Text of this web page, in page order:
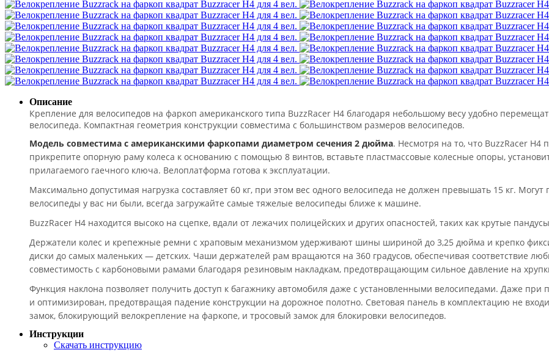
Описание
Крепление для велосипедов на фаркоп американского типа BuzzRacer H4 благодаря небольшому весу удобно
велосипеда. Компактная геометрия конструкции совместима с большинством размеров велосипедов.
Модель совместима с американскими фаркопами диаметром сечения 2 дюйма. Несмотря на то, что BuzzRacer H4
прикрепите опорную раму колеса к основанию с помощью 8 винтов, вставьте пластмассовые колесные опоры,
прилагаемого гаечного ключа. Велоплатформа готова к эксплуатации.
Максимально допустимая нагрузка составляет 60 кг, при этом вес одного велосипеда не должен превышать 15 кг.
велосипеды у вас ни были, всегда загружайте самые тяжелые велосипеды ближе к машине.
BuzzRacer H4 находится высоко на сцепке, вдали от лежачих полицейских и других опасностей, таких как крутые
Держатели колес и крепежные ремни с храповым механизмом удерживают шины шириной до 3,25 дюйма и крепко
диски до самых маленьких — детских. Чаши держателей рам вращаются на 360 градусов, обеспечивая соответствие
совместимость с карбоновыми рамами благодаря резиновым накладкам, предотвращающим сильное давление на
Функция наклона позволяет получить доступ к багажнику автомобиля даже с установленными велосипедами. Даже при
и оптимизирован, предотвращая падение конструкции на дорожное полотно. Световая панель в комплектацию не
замок, блокирующий велокрепление на фаркопе, и тросовый замок для блокировки велосипедов.
Инструкции
Скачать инструкцию